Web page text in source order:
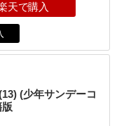
天で購入
(少年サンデーコ